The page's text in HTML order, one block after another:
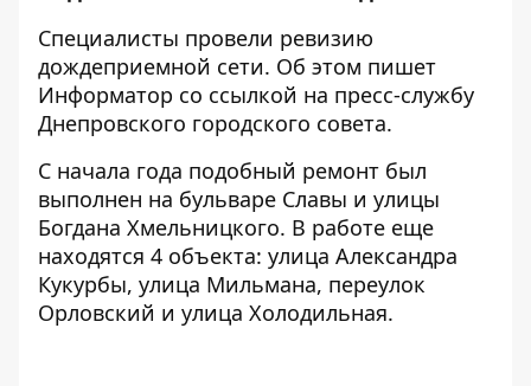
Специалисты провели ревизию
дождеприемной сети. Об этом пишет
Информатор со ссылкой на пресс-службу
Днепровского городского совета.
С начала года подобный ремонт был
выполнен на бульваре Славы и улицы
Богдана Хмельницкого. В работе еще
находятся 4 объекта: улица Александра
Кукурбы, улица Мильмана, переулок
Орловский и улица Холодильная.